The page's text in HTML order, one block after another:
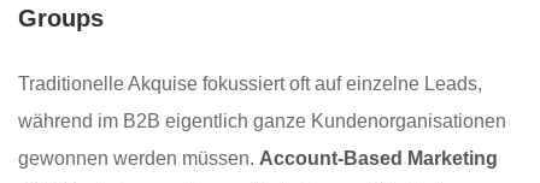
Groups
Traditionelle Akquise fokussiert oft auf einzelne Leads,
während im B2B eigentlich ganze Kundenorganisationen
gewonnen werden müssen. Account-Based Marketing